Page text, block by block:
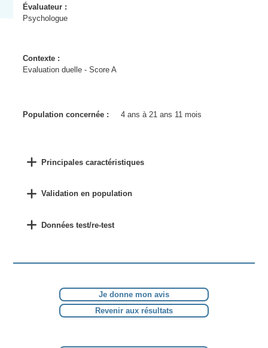
Évaluateur :
Psychologue
Contexte :
Evaluation duelle - Score A
Population concernée : 4 ans à 21 ans 11 mois
Principales caractéristiques
Validation en population
Données test/re-test
Je donne mon avis
Revenir aux résultats